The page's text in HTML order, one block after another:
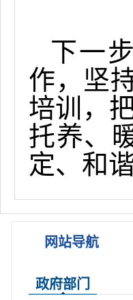
下一
作，坚
培训，
托养、
定、和
网站导航
政府部门